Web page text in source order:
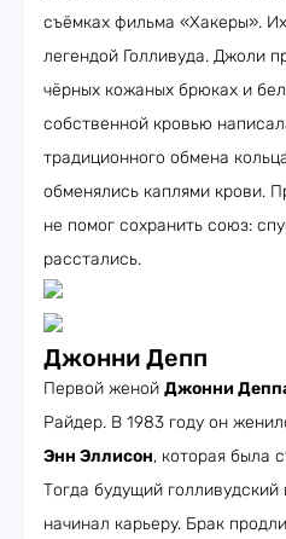
съёмках фильма «Хакеры».
легендой Голливуда. Джоли
чёрных кожаных брюках и
собственной кровью
традиционного обмена
обменялись каплями крови.
не помог сохранить союз:
расстались.
Джонни Депп
Первой женой Джонни
Райдер. В 1983 году он
Энн Эллисон, которая была
Тогда будущий
начинал карьеру. Брак